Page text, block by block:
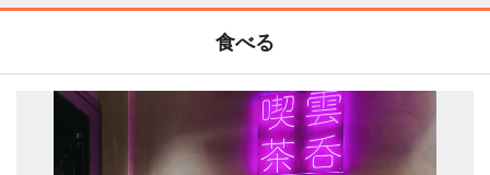
食べる